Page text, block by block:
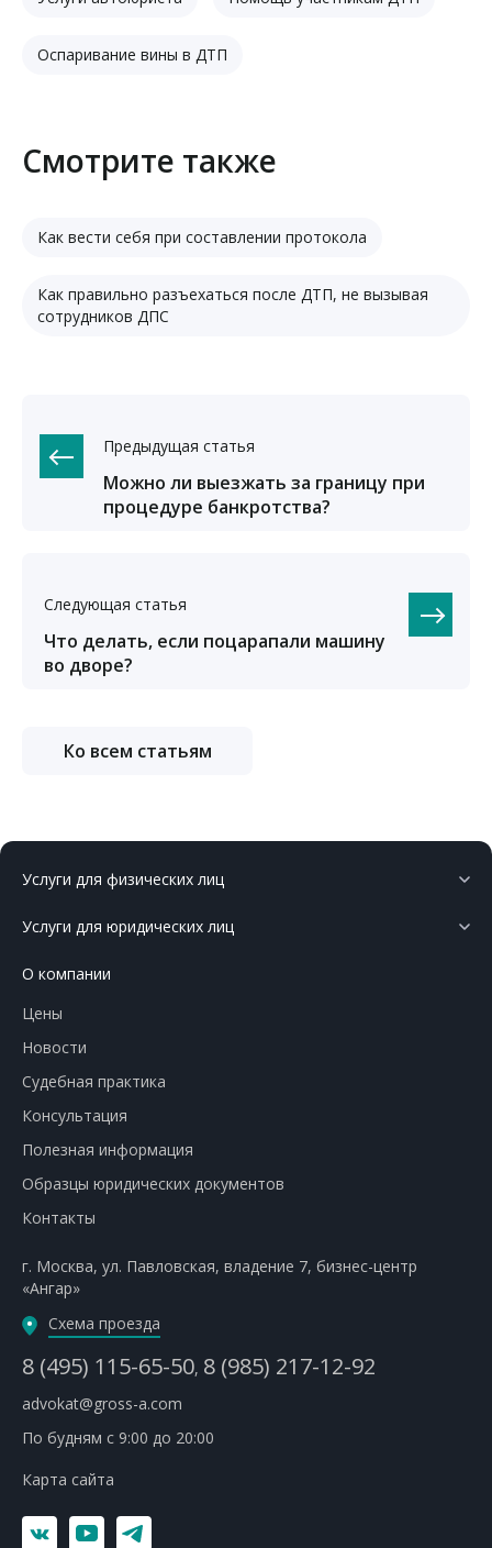
Оспаривание вины в ДТП
Смотрите также
Как вести себя при составлении протокола
Как правильно разъехаться после ДТП, не вызывая
сотрудников ДПС
Предыдущая статья
Можно ли выезжать за границу при
процедуре банкротства?
Следующая статья
Что делать, если поцарапали машину
во дворе?
Ко всем статьям
Услуги для физических лиц
Услуги для юридических лиц
О компании
Цены
Новости
Судебная практика
Консультация
Полезная информация
Образцы юридических документов
Контакты
г. Москва, ул. Павловская, владение 7, бизнес-центр
«Ангар»
Схема проезда
8 (495) 115-65-50, 8 (985) 217-12-92
advokat@gross-a.com
По будням с 9:00 до 20:00
Карта сайта